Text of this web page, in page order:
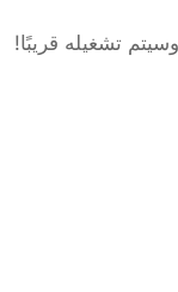
تشغيله قريبًا!